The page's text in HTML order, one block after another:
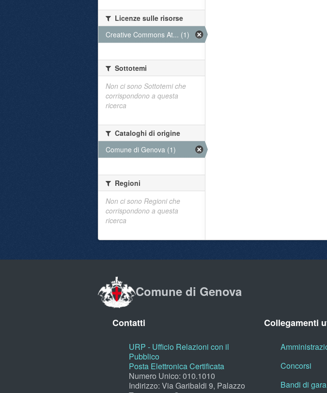
Licenze sulle risorse
Creative Commons At... (1)
Sottotemi
Non ci sono Sottotemi che
corrispondono a questa
ricerca
Cataloghi di origine
Comune di Genova (1)
Regioni
Non ci sono Regioni che
corrispondono a questa
ricerca
Comune di Genova
Contatti
URP - Ufficio Relazioni con il
Pubblico
Posta Elettronica Certificata
Numero Unico: 010.1010
Indirizzo: Via Garibaldi 9, Palazzo
Collegamenti
Concorsi
Bandi di gara